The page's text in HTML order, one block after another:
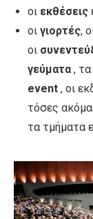
οι εκθέσεις
οι γιορτές,
οι
γεύματα, τα
event , οι
τόσες
τα τμήματα